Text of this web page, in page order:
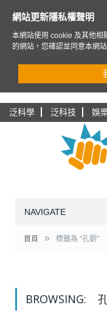
泛科學 泛科技 娛
NAVIGATE
首頁 » 標籤為 "孔劉"
BROWSING:
網站更新隱私權聲明
本網站使用 cookie 及其他相
的網站，您確認並同意本網